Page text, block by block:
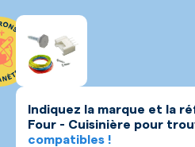
Indiquez la marque et la
Four - Cuisinière pour
compatibles !